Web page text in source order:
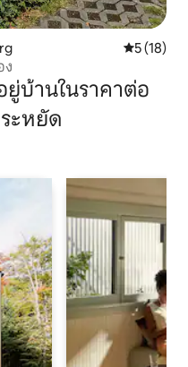
คะแนนเฉลี่
5 (18)
ง
บ้านในราคาต่อ
ะหยัด